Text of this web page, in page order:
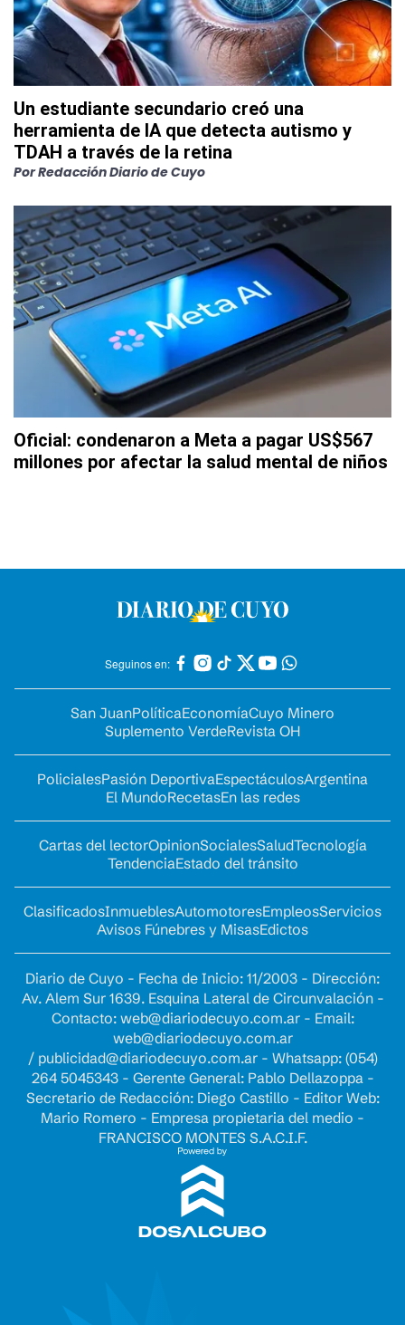
Un estudiante secundario creó una
herramienta de IA que detecta autismo y
TDAH a través de la retina
PorRedacción Diario de Cuyo
Oficial: condenaron a Meta a pagar US$567
millones por afectar la salud mental de niños
Seguinos en:
San JuanPolíticaEconomíaCuyo Minero
Suplemento VerdeRevista OH
PolicialesPasión DeportivaEspectáculosArgentina
El MundoRecetasEn las redes
Cartas del lectorOpinionSocialesSaludTecnología
TendenciaEstado del tránsito
ClasificadosInmueblesAutomotoresEmpleosServicios
Avisos Fúnebres y MisasEdictos
Diario de Cuyo - Fecha de Inicio: 11/2003 - Dirección:
Av. Alem Sur 1639. Esquina Lateral de Circunvalación -
Contacto: web@diariodecuyo.com.ar- Email:
web@diariodecuyo.com.ar
/ publicidad@diariodecuyo.com.ar- Whatsapp: (054)
264 5045343 - Gerente General: Pablo Dellazoppa -
Secretario de Redacción: Diego Castillo - Editor Web:
Mario Romero - Empresa propietaria del medio -
FRANCISCO MONTES S.A.C.I.F.